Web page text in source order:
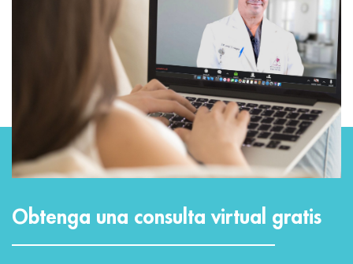
Obtenga una consulta virtual gratis